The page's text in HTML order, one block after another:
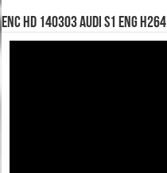
enc hd 140303 Audi S1 ENG H264